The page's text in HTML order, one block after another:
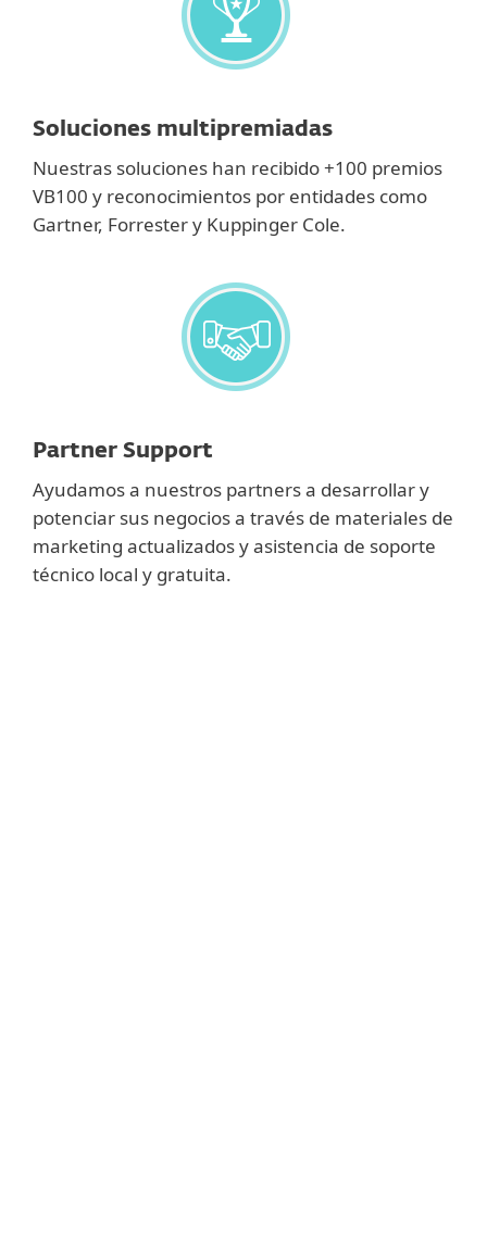
Soluciones multipremiadas
Nuestras soluciones han recibido +100 premios
VB100 y reconocimientos por entidades como
Gartner, Forrester y Kuppinger Cole.
Partner Support
Ayudamos a nuestros partners a desarrollar y
potenciar sus negocios a través de materiales de
marketing actualizados y asistencia de soporte
técnico local y gratuita.